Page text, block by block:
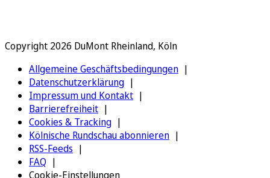
Copyright 2026 DuMont Rheinland, Köln
Allgemeine Geschäftsbedingungen
Datenschutzerklärung
Impressum und Kontakt
Barrierefreiheit
Cookies & Tracking
Kölnische Rundschau abonnieren
RSS-Feeds
FAQ
Cookie-Einstellungen